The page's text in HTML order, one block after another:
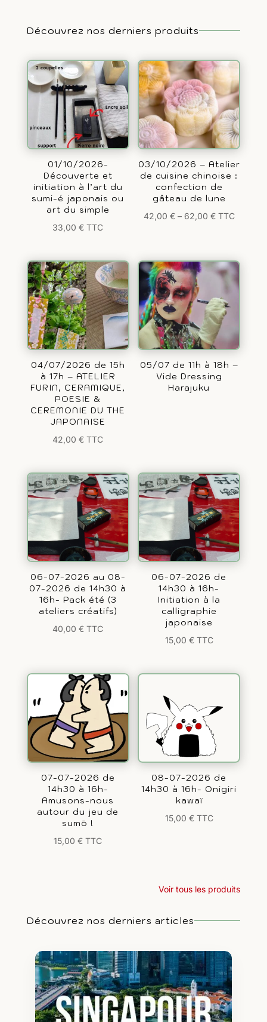
Découvrez nos derniers produits
01/10/2026-
Découverte et
initiation à l’art du
sumi-é japonais ou
art du simple
33,00€ TTC
03/10/2026 – Atelier
de cuisine chinoise :
confection de
gâteau de lune
42,00 €– 62,00 € TTC
04/07/2026 de 15h
à 17h – ATELIER
FURIN, CERAMIQUE,
POESIE &
CEREMONIE DU THE
JAPONAISE
42,00€ TTC
05/07 de 11h à 18h –
Vide Dressing
Harajuku
06-07-2026 au 08-
07-2026 de 14h30 à
16h- Pack été (3
ateliers créatifs)
40,00€ TTC
06-07-2026 de
14h30 à 16h-
Initiation à la
calligraphie
japonaise
15,00 € TTC
07-07-2026 de
14h30 à 16h-
Amusons-nous
autour du jeu de
sumō !
15,00€ TTC
08-07-2026 de
14h30 à 16h- Onigiri
kawaï
15,00 € TTC
Voir tous les produits
Découvrez nos derniers articles